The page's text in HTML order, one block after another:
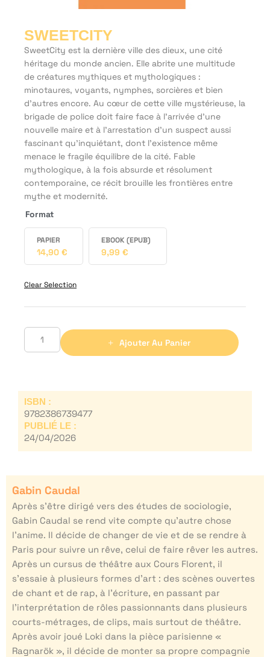
SWEETCITY
SweetCity est la dernière ville des dieux, une cité
héritage du monde ancien. Elle abrite une multitude
de créatures mythiques et mythologiques :
minotaures, voyants, nymphes, sorcières et bien
d’autres encore. Au cœur de cette ville mystérieuse, la
brigade de police doit faire face à l’arrivée d’une
nouvelle maire et à l’arrestation d’un suspect aussi
fascinant qu’inquiétant, dont l’existence même
menace le fragile équilibre de la cité. Fable
mythologique, à la fois absurde et résolument
contemporaine, ce récit brouille les frontières entre
mythe et modernité.
Format
PAPIER
14,90 €
EBOOK (EPUB)
9,99 €
Clear Selection
Ajouter Au Panier
ISBN :
9782386739477
PUBLIÉ LE :
24/04/2026
Gabin Caudal
Après s’être dirigé vers des études de sociologie,
Gabin Caudal se rend vite compte qu’autre chose
l’anime. Il décide de changer de vie et de se rendre à
Paris pour suivre un rêve, celui de faire rêver les autres.
Après un cursus de théâtre aux Cours Florent, il
s’essaie à plusieurs formes d’art : des scènes ouvertes
de chant et de rap, à l’écriture, en passant par
l’interprétation de rôles passionnants dans plusieurs
courts-métrages, de clips, mais surtout de théâtre.
Après avoir joué Loki dans la pièce parisienne «
Ragnarök », il décide de monter sa propre compagnie